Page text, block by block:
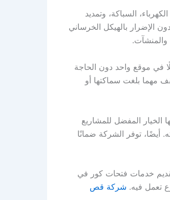
السباكة، وتمديد
الإضرار بالهيكل الخرساني
في موقع واحد دون الحاجة
مهما بلغت سماكتها أو
المفضل للمشاريع
توفر الشركة ضمانًا
خدمات فتحات كور في
تعمل فيه. شركة قص